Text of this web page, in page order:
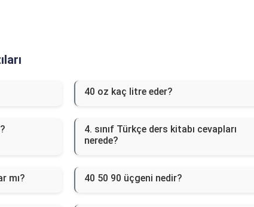
40 oz kaç litre eder?
4. sınıf Türkçe ders kitabı cevapları
nerede?
mı? 40 50 90 üçgeni nedir?